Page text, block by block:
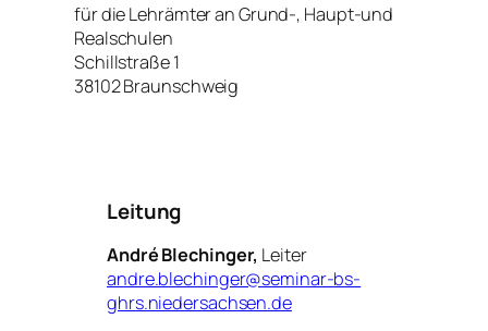
für die Lehrämter an Grund-, Haupt-und
Realschulen
Schillstraße 1
38102 Braunschweig
Leitung
André Blechinger, Leiter
andre.blechinger@seminar-bs-
ghrs.niedersachsen.de